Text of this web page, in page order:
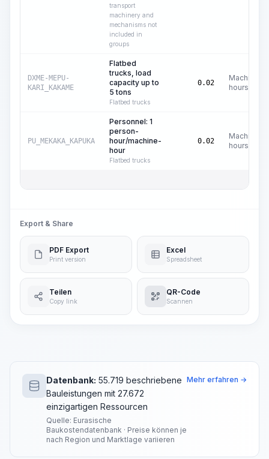
transport
machinery and
mechanisms not
included in
groups
DXME-MEPU-
KARI_KAKAME
Flatbed
trucks, load
capacity up to
5 tons
Flatbed trucks
0.02
Machine
hours
PU_MEKAKA_KAPUKA
Personnel: 1
person-
hour/machine-
hour
Flatbed trucks
0.02
Machine
hours
Export & Share
PDF Export
Print version
Excel
Spreadsheet
Teilen
Copy link
QR-Code
Scannen
Datenbank: 55.719 beschriebene
Bauleistungen mit 27.672
einzigartigen Ressourcen
Quelle: Eurasische
Baukostendatenbank · Preise können je
nach Region und Marktlage variieren
Mehr erfahren →